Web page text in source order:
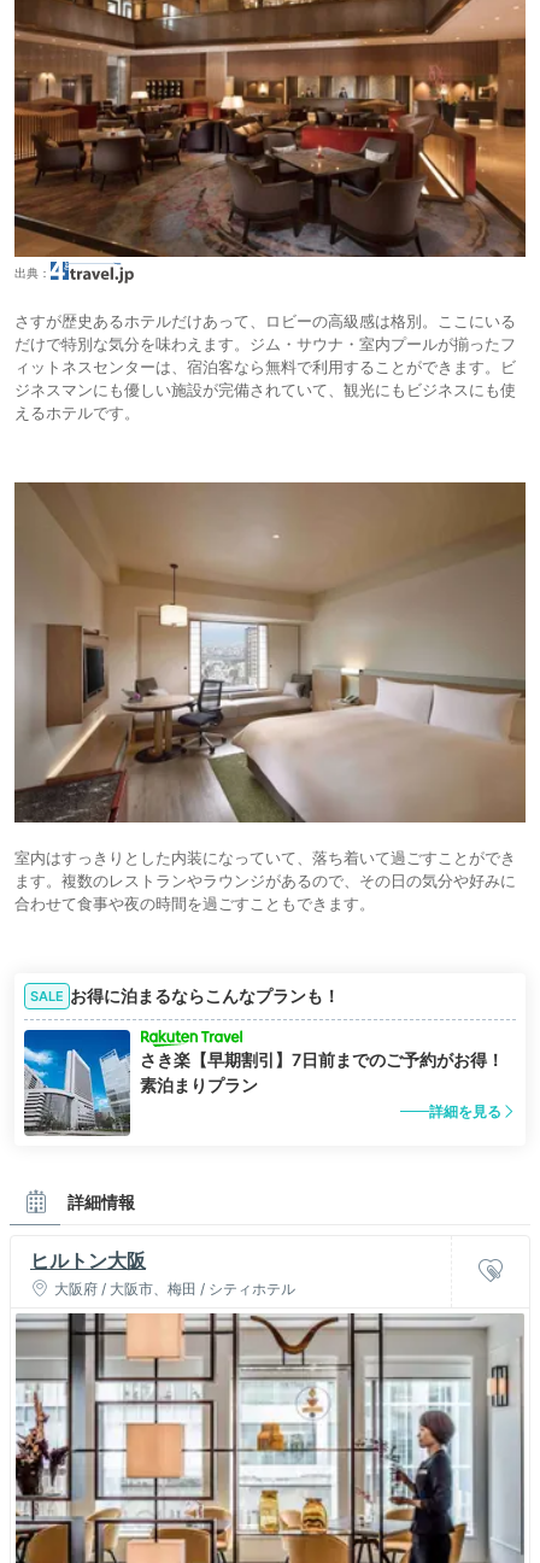
出典：
さすが歴史あるホテルだけあって、ロビーの高級感は格別。ここにいる
だけで特別な気分を味わえます。ジム・サウナ・室内プールが揃ったフ
ィットネスセンターは、宿泊客なら無料で利用することができます。ビ
ジネスマンにも優しい施設が完備されていて、観光にもビジネスにも使
えるホテルです。
室内はすっきりとした内装になっていて、落ち着いて過ごすことができ
ます。複数のレストランやラウンジがあるので、その日の気分や好みに
合わせて食事や夜の時間を過ごすこともできます。
SALE お得に泊まるならこんなプランも！
さき楽【早期割引】7日前までのご予約がお得！
素泊まりプラン
詳細を見る
詳細情報
ヒルトン大阪
大阪府 / 大阪市、梅田 / シティホテル